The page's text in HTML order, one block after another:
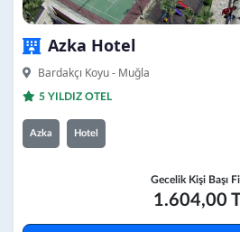
Azka Hotel
Bardakçı Koyu - Muğla
5 YILDIZ OTEL
Azka Hotel
Gecelik Kişi Başı
1.604,00